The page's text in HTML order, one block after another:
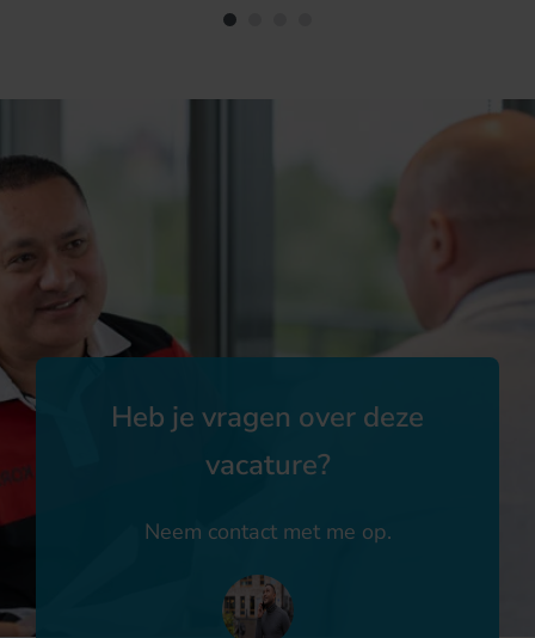
Heb je vragen over deze
vacature?
Neem contact met me op.